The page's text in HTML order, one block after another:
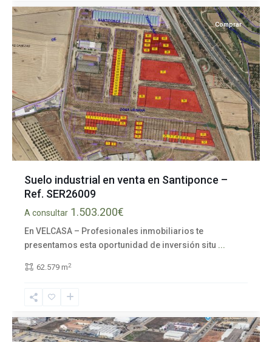
Comprar
Suelo industrial en venta en Santiponce –
Ref. SER26009
A consultar 1.503.200€
En VELCASA – Profesionales inmobiliarios te
presentamos esta oportunidad de inversión situ ...
62.579 m2
Polígono
industrial
Palillos,
Alcalá
de
Sevilla
provincia